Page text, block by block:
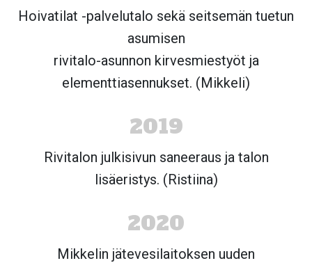
Hoivatilat -palvelutalo sekä seitsemän tuetun
asumisen
rivitalo-asunnon kirvesmiestyöt ja
elementtiasennukset. (Mikkeli)
2019
Rivitalon julkisivun saneeraus ja talon
lisäeristys. (Ristiina)
2020
Mikkelin jätevesilaitoksen uuden